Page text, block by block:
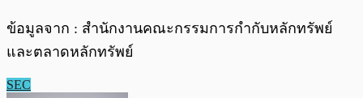
ข้อมูลจาก : สำนักงานคณะกรรมการกำกับหลักทรัพย์
และตลาดหลักทรัพย์
SEC